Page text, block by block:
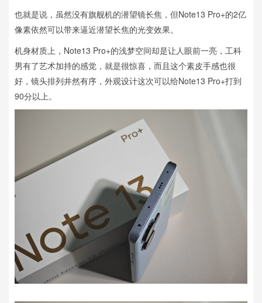
也就是说，虽然没有旗舰机的潜望镜长焦，但Note13 Pro+的2亿
像素依然可以带来逼近潜望长焦的光变效果。
机身材质上，Note13 Pro+的浅梦空间却是让人眼前一亮，工科
男有了艺术加持的感觉，就是很惊喜，而且这个素皮手感也很
好，镜头排列井然有序，外观设计这次可以给Note13 Pro+打到
90分以上。